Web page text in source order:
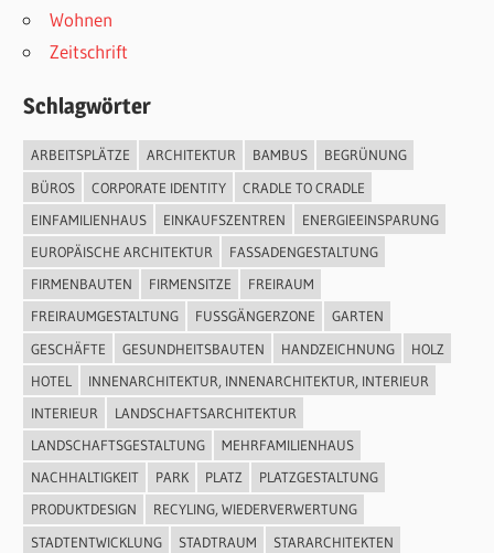
Wohnen
Zeitschrift
Schlagwörter
ARBEITSPLÄTZE ARCHITEKTUR BAMBUS
BEGRÜNUNG
BÜROS
CORPORATE IDENTITY
CRADLE TO CRADLE
EINFAMILIENHAUS
EINKAUFSZENTREN
ENERGIEEINSPARUNG
EUROPÄISCHE ARCHITEKTUR
FASSADENGESTALTUNG
FIRMENBAUTEN
FIRMENSITZE
FREIRAUM
FREIRAUMGESTALTUNG
FUSSGÄNGERZONE
GARTEN
GESCHÄFTE
GESUNDHEITSBAUTEN HANDZEICHNUNG
HOLZ
HOTEL
INNENARCHITEKTUR, INNENARCHITEKTUR, INTERIEUR
INTERIEUR
LANDSCHAFTSARCHITEKTUR
LANDSCHAFTSGESTALTUNG
MEHRFAMILIENHAUS
NACHHALTIGKEIT
PARK PLATZ
PLATZGESTALTUNG
PRODUKTDESIGN
RECYLING, WIEDERVERWERTUNG
STADTENTWICKLUNG
STADTRAUM STARARCHITEKTEN